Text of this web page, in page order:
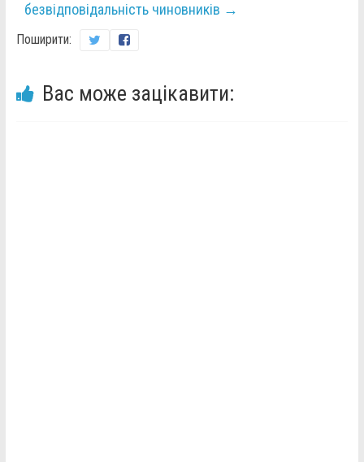
безвідповідальність чиновників →
Поширити:
Вас може зацікавити: